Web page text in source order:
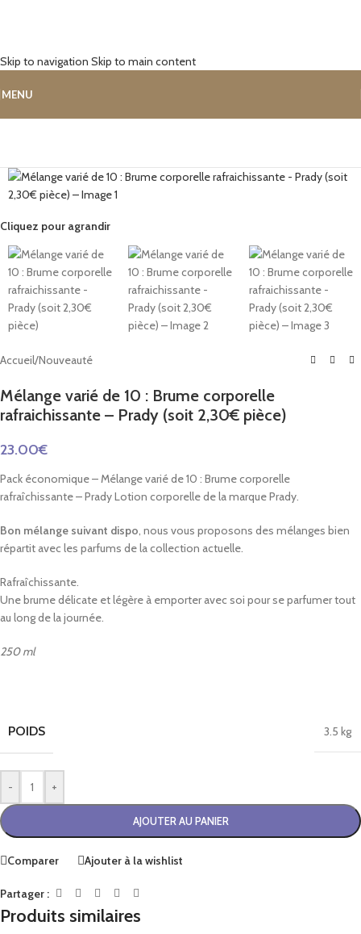
Skip to navigation Skip to main content
MENU
Cliquez pour agrandir
Accueil/Nouveauté
Mélange varié de 10 : Brume corporelle
rafraichissante – Prady (soit 2,30€ pièce)
23.00€
Pack économique – Mélange varié de 10 : Brume corporelle
rafraîchissante – Prady Lotion corporelle de la marque Prady.
Bon mélange suivant dispo, nous vous proposons des mélanges bien
répartit avec les parfums de la collection actuelle.
Rafraîchissante.
Une brume délicate et légère à emporter avec soi pour se parfumer tout
au long de la journée.
250 ml
POIDS 3.5 kg
- +
AJOUTER AU PANIER
Comparer Ajouter à la wishlist
Partager :
Produits similaires